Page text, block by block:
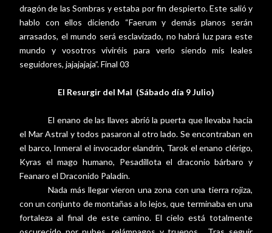
dragón de las Sombras y estaba por fin despierto. Este salió y
hablo con ellos diciendo “Faerum y demás planos serán
arrasados, el mundo será esclavizado, no habrá luz para este
mundo y vosotros viviréis para verlo siendo mis leales
seguidores, jajajajaja”. Final 03
El Resurgir del Mal (Sábado día 9 Julio)
El enano de las llaves abrió la puerta que llevaba hacia
el Mar Astral y todos pasaron al otro lado. Se encontraban en
el barco, Inmeral el invocador elandrin, Tarok el enano clérigo,
Kyras el mago humano, Pesadillota el draconio bárbaro y
Feanaro el Draconido Paladín.
Nada más llegar vieron una zona con una tierra rojiza,
con un conjunto de montañas a lo lejos, que terminaba en una
fortaleza al final de este camino. El cielo está totalmente